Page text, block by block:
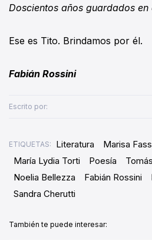
Doscientos años guardados
Ese es Tito. Brindamos por él.
Fabián Rossini
Escrito por:
ETIQUETAS: Literatura Marisa
María Lydia Torti
Poesía
Noelia Bellezza
Fabián Rossini
Sandra Cherutti
También te puede interesar: